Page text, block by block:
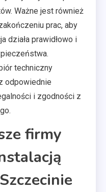
Ważne jest również
prac, aby
działa prawidłowo i
techniczny
odpowiednie
i zgodności z
firmy